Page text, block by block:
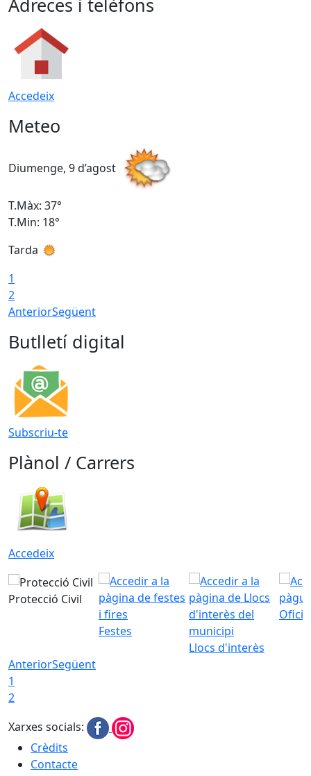
Accedeix
Meteo
Diumenge, 9 d’agost
T.Màx: 37°
T.Min: 18°
Tarda
1
2
AnteriorSegüent
Butlletí digital
Subscriu-te
Plànol / Carrers
Accedeix
Protecció Civil
Festes
Llocs d'interès
AnteriorSegüent
1
2
Xarxes socials:
Crèdits
Contacte